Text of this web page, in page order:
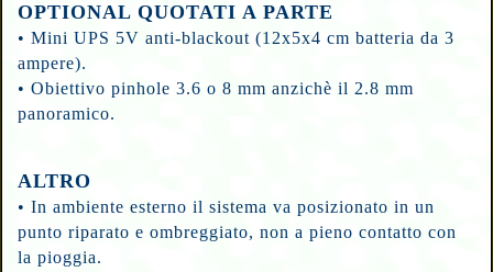
OPTIONAL QUOTATI A PARTE
• Mini UPS 5V anti-blackout (12x5x4 cm batteria da 3
ampere).
• Obiettivo pinhole 3.6 o 8 mm anzichè il 2.8 mm
panoramico.
ALTRO
• In ambiente esterno il sistema va posizionato in un
punto riparato e ombreggiato, non a pieno contatto con
la pioggia.